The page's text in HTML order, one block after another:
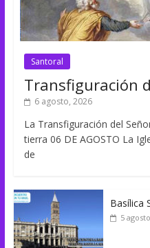
Santoral
Transfiguración
6 agosto, 2026
La Transfiguración del
tierra 06 DE AGOSTO La
de
Basílica
5